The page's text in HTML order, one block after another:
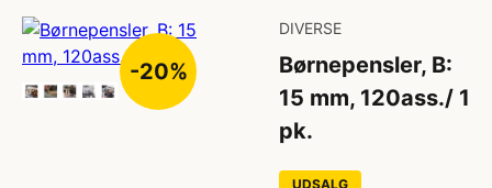
-20%
DIVERSE
Børnepensler, B:
15 mm, 120ass./ 1
pk.
UDSALG